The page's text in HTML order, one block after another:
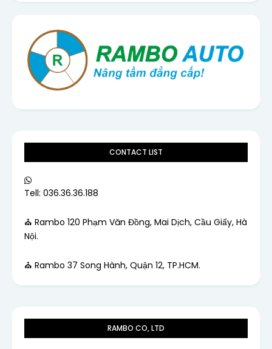
CONTACT LIST
Tell: 036.36.36.188
⛪ Rambo 120 Phạm Văn Đồng, Mai Dịch, Cầu Giấy, Hà
Nội.
⛪ Rambo 37 Song Hành, Quận 12, TP.HCM.
RAMBO CO, LTD